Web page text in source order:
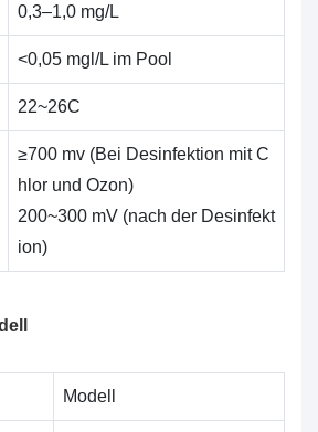
0,3–1,0 mg/L
<0,05 mgl/L im Pool
22~26C
≥700 mv (Bei Desinfektion mit C
hlor und Ozon)
200~300 mV (nach der Desinfekt
ion)
Modell